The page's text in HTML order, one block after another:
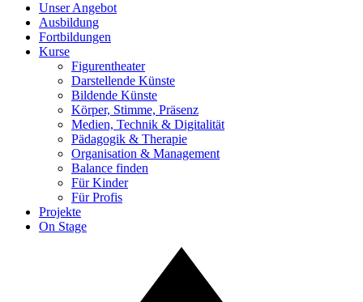
Unser Angebot
Ausbildung
Fortbildungen
Kurse
Figurentheater
Darstellende Künste
Bildende Künste
Körper, Stimme, Präsenz
Medien, Technik & Digitalität
Pädagogik & Therapie
Organisation & Management
Balance finden
Für Kinder
Für Profis
Projekte
On Stage